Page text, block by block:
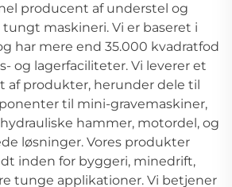
producent af understel og
maskineri. Vi er baseret i
har mere end 35.000 kvadratfod
og lagerfaciliteter. Vi leverer et
af produkter, herunder dele til
til mini-gravemaskiner,
hammer, motordel, og
løsninger. Vores produkter
inden for byggeri, minedrift,
tunge applikationer. Vi betjener